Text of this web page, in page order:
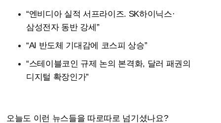
“엔비디아 실적 서프라이즈. SK하이닉스·
삼성전자 동반 강세”
“AI 반도체 기대감에 코스피 상승”
“스테이블코인 규제 논의 본격화, 달러 패권의
디지털 확장인가”
오늘도 이런 뉴스들을 따로따로 넘기셨나요?